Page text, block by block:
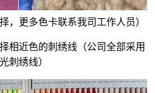
，更多色卡联系我司工作人员）
相近色的刺绣线（公司全部采用
刺绣线）